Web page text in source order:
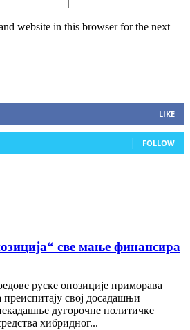
website in this browser for the next
LIKE
FOLLOW
све мање финансира
руске опозиције приморава
свој досадашњи
дугорочне политичке
хибридног...